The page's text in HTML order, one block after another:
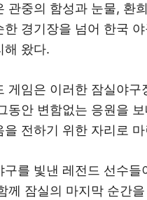
관중의 함성과 눈물, 환
한 경기장을 넘어 한국
해 왔다.
게임은 이러한 잠실야구
동안 변함없는 응원을
을 전하기 위한 자리로
구를 빛낸 레전드 선수들
께 잠실의 마지막 순간